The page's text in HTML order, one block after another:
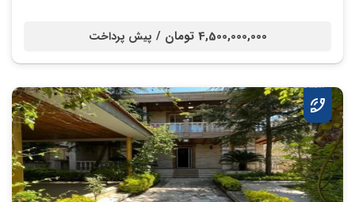
4,500,000,000 تومان / پیش پرداخت